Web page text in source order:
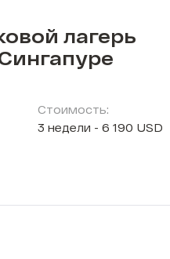
лагерь
Стоимость:
3 недели - 6 190 USD